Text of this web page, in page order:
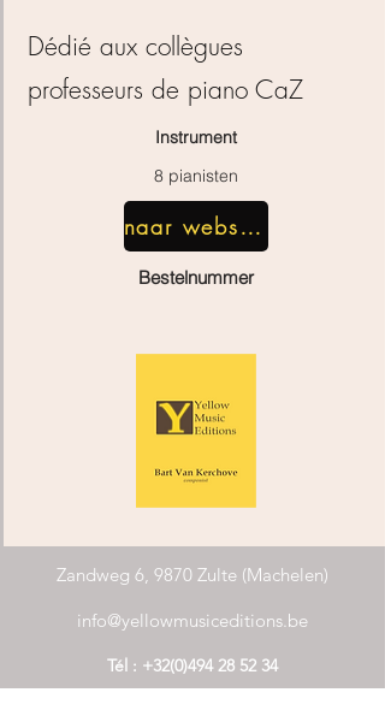
Dédié aux collègues
professeurs de piano CaZ
Instrument
8 pianisten
naar webshop
Bestelnummer
Zandweg 6, 9870 Zulte (Machelen)
info@yellowmusiceditions.be
Tél : +32(0)494 28 52 34